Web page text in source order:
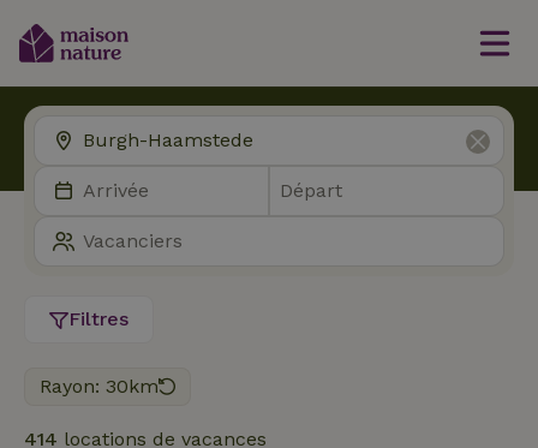
Filtres
Rayon: 30km
414 locations de vacances